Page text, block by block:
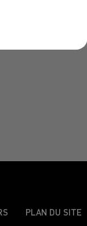
PLAN DU SITE